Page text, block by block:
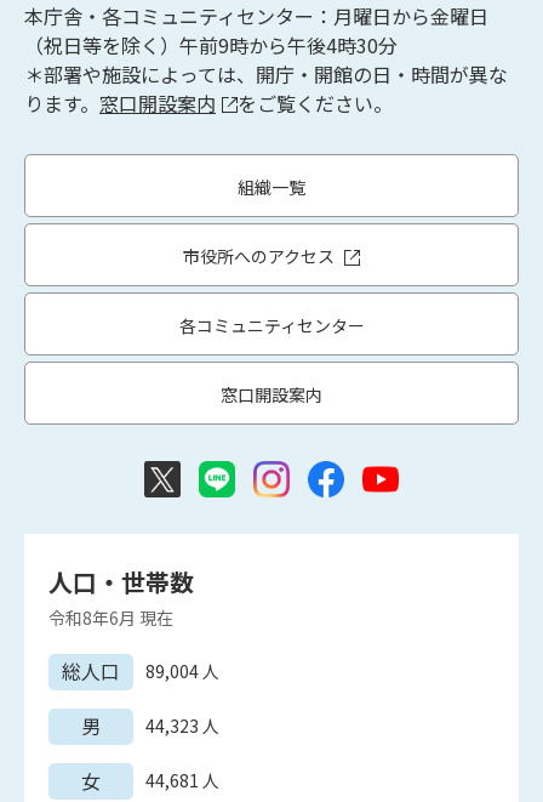
本庁舎・各コミュニティセンター：月曜日から金曜日
（祝日等を除く）午前9時から午後4時30分
＊部署や施設によっては、開庁・開館の日・時間が異な
ります。 窓口開設案内 をご覧ください。
組織一覧
市役所へのアクセス
各コミュニティセンター
窓口開設案内
人口・世帯数
令和8年6月 現在
総人口 89,004人
男 44,323 人
女 44,681 人